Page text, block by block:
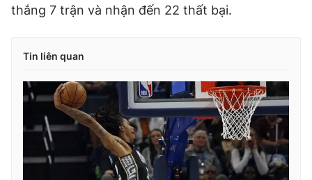
thắng 7 trận và nhận đến 22 thất bại.
Tin liên quan